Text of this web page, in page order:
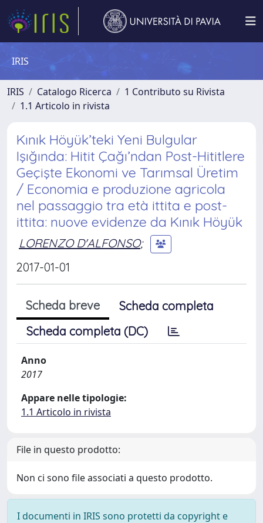
IRIS
IRIS Catalogo Ricerca
1 Contributo su Rivista
1.1 Articolo in rivista
Kınık Höyük’teki Yeni Bulgular
Işığında: Hitit Çağı’ndan Post-Hititlere
Geçişte Ekonomi ve Tarımsal Üretim
/ Economia e produzione agricola
nel passaggio tra età ittita e post-
ittita: nuove evidenze da Kınık Höyük
LORENZO D'ALFONSO;
2017-01-01
Scheda breve
Scheda completa
Scheda completa (DC)
Anno
2017
Appare nelle tipologie:
1.1 Articolo in rivista
File in questo prodotto:
Non ci sono file associati a questo prodotto.
I documenti in IRIS sono protetti da copyright e